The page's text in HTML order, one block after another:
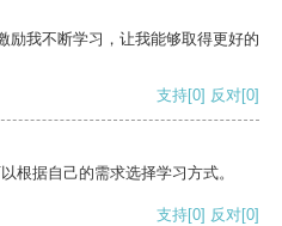
励我不断学习，让我能够取得更好的
支持[0] 反对[0]
根据自己的需求选择学习方式。
支持[0] 反对[0]